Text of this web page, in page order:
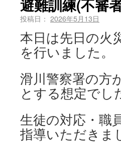
避難訓練(不審
投稿日： 2026年5月13日
本日は先日の火
を行いました。
滑川警察署の方
とする想定でし
生徒の対応・職
指導いただきま